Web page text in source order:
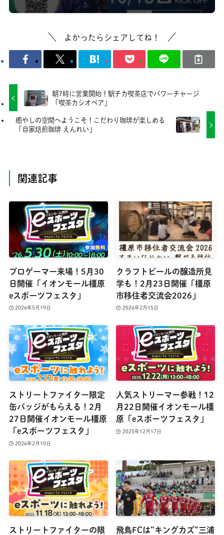
よかったらシェアしてね！
朝7時に営業開始！駅チカ喫茶店でパワーチャージ
「喫茶カシオペア」
癒やしの空間へようこそ！こだわり珈琲が楽しめる
「自家焙煎珈琲 えんれい」
関連記事
プロゲーマー来場！5月30
日開催「イオンモール橿原
eスポーツフェスタ」
2026年5月19日
クラフトビールの醸造所見
学も！2月23日開催「橿原
市移住者交流会2026」
2026年2月15日
ストリートファイター限定
缶バッジがもらえる！2月
27日開催イオンモール橿原
「eスポーツフェスタ」
2026年2月10日
人気ストリーマー参戦！12
月22日開催イオンモール橿
原「eスポーツフェスタ」
2025年12月17日
ストリートファイターの限
飛鳥FCは“キングカズ“三浦